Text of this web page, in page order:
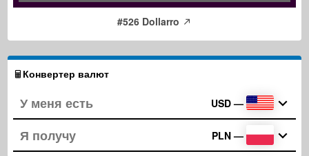
#526 Dollarro
Конвертер валют
USD —
PLN —